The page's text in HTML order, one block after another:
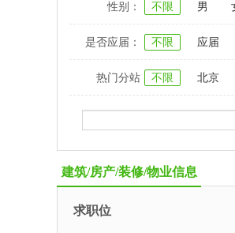
性别： 不限 男
是否应届： 不限 应届
热门分站 不限 北京
建筑/房产/装修/物业信息
求职位